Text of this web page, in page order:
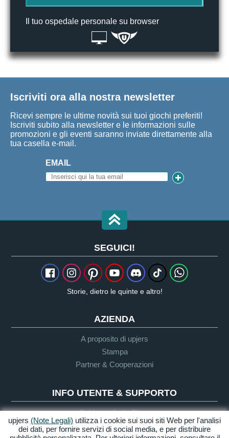
Il tuo ospedale personale su browser
Iscriviti ora alla nostra newsletter
Ricevi sempre le ultime novità sui tuoi giochi preferiti!
Iscriviti subito alla newsletter e le informazioni sulle
promozioni e gli eventi saranno inviate direttamente alla
tua casella e-mail.
EMAIL
SEGUICI!
Storie, dietro le quinte e altro!
AZIENDA
A proposito di upjers
Stampa
Partner & Cooperazioni
INFO UTENTE & SUPPORTO
Guida per Let's Plays
Supporto
upjers (Note Legali) utilizza i cookie sui suoi siti Web per l'analisi
dei dati, per fornire servizi di social media, e per distribuire